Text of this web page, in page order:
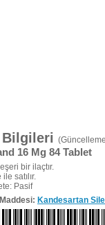
Bilgileri
16 Mg 84 Tablet
bir ilaçtır.
satılır.
Pasif
Kandesartan